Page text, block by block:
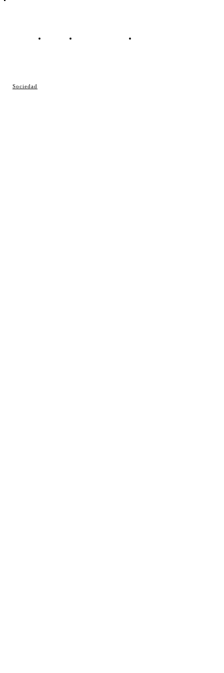
Sociedad
Contacto Política de cookies